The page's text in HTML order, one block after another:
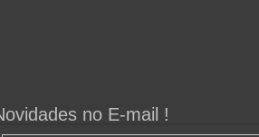
no E-mail !